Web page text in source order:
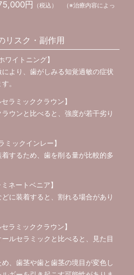
円
（税込） （※治療内容によっ
リスク・副作用
ワイトニング】
より、歯がしみる知覚過敏の症状
。
セラミッククラウン】
ウンと比べると、強度が若干劣り
ミックインレー】
するため、歯を削る量が比較的多
ミネートベニア】
に装着すると、割れる場合があり
セラミッククラウン】
ルセラミックと比べると、見た目
、歯茎や歯と歯茎の境目が変色し